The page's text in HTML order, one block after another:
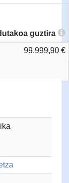
guztira
99.999,90 €